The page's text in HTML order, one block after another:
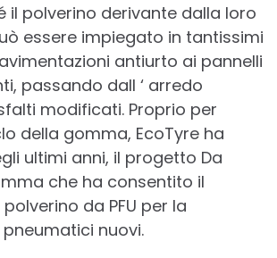
il polverino derivante dalla loro
essere impiegato in tantissimi
antiurto ai pannelli
passando dall ‘ arredo
modificati. Proprio per
della gomma, EcoTyre ha
ultimi anni, il progetto Da
che ha consentito il
da PFU per la
nuovi.